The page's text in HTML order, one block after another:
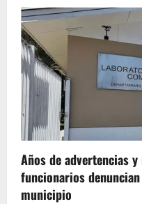
Años de advertencias
funcionarios
municipio